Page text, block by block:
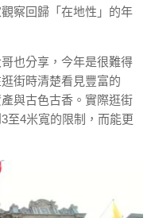
察回歸「在地性」的年
也分享，今年是很難得
街時清楚看見豐富的
與古色古香。實際逛街
至4米寬的限制，而能更